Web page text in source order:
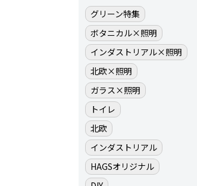
グリーン特集
ボタニカル×照明
インダストリアル×照明
北欧×照明
ガラス×照明
トイレ
北欧
インダストリアル
HAGSオリジナル